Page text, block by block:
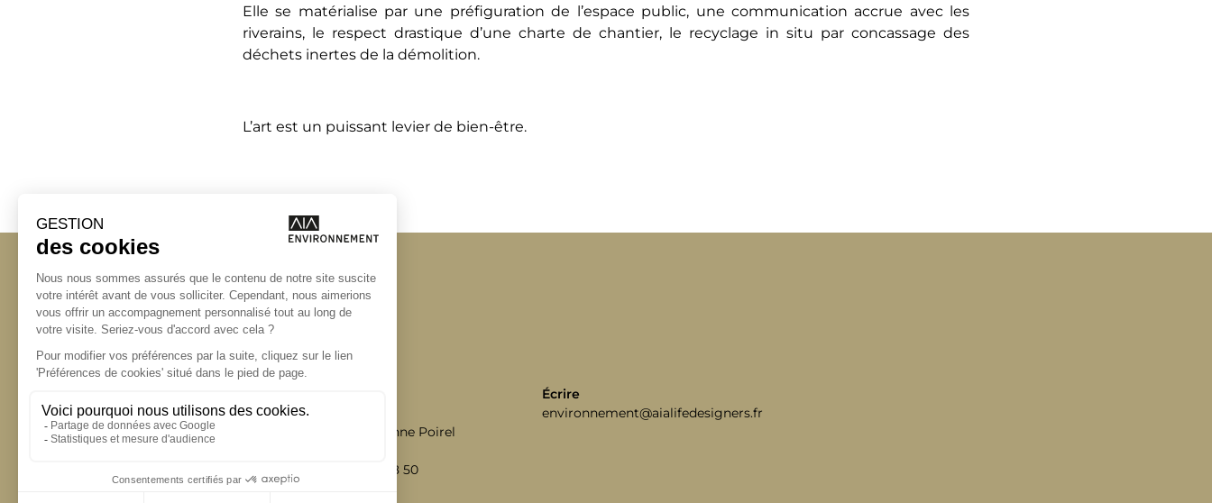
Elle se matérialise par une préfiguration de l’espace public, une communication accrue avec les
riverains, le respect drastique d’une charte de chantier, le recyclage in situ par concassage des
déchets inertes de la démolition.
L’art est un puissant levier de bien-être.
Bordeaux
Lyon
Nantes
La Station A
14 Boulevard Yvonne Poirel
T +33 (0)2 41 36 88 50
Écrire
environnement@aialifedesigners.fr